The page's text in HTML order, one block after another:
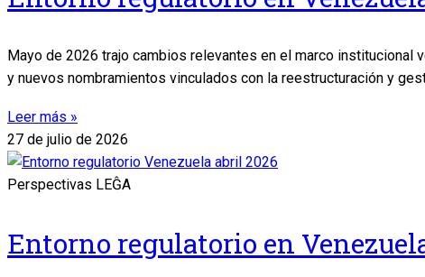
Mayo de 2026 trajo cambios relevantes en el marco institucional
y nuevos nombramientos vinculados con la reestructuración y
Leer más »
27 de julio de 2026
Perspectivas LEĜA
Entorno regulatorio en